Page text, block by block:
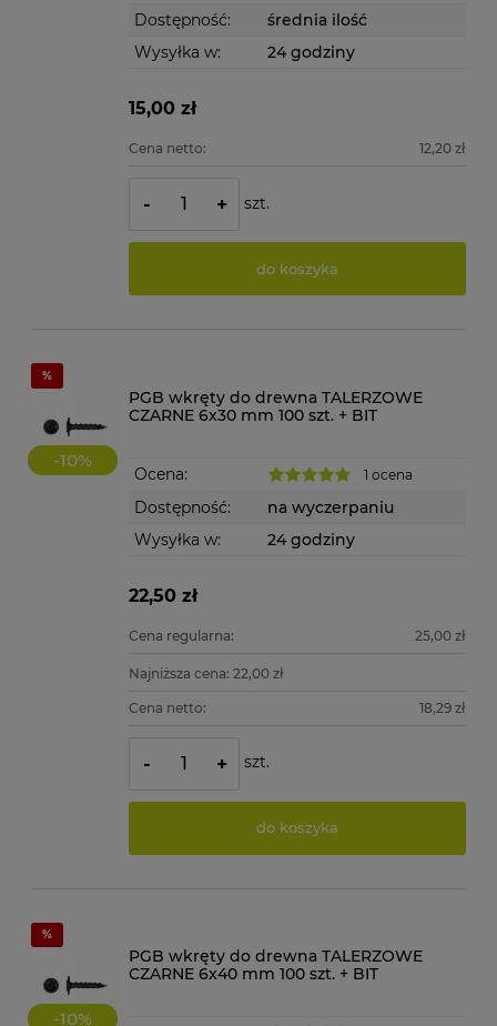
Dostępność:
średnia ilość
Wysyłka w:
24 godziny
15,00 zł
Cena netto: 12,20 zł
- + szt.
do koszyka
-10%
PGB wkręty do drewna TALERZOWE
CZARNE 6x30 mm 100 szt. + BIT
Ocena: 1 ocena
Dostępność:
na wyczerpaniu
Wysyłka w:
24 godziny
22,50 zł
Cena regularna: 25,00 zł
Najniższa cena:22,00 zł
Cena netto: 18,29 zł
- + szt.
do koszyka
-10%
PGB wkręty do drewna TALERZOWE
CZARNE 6x40 mm 100 szt. + BIT